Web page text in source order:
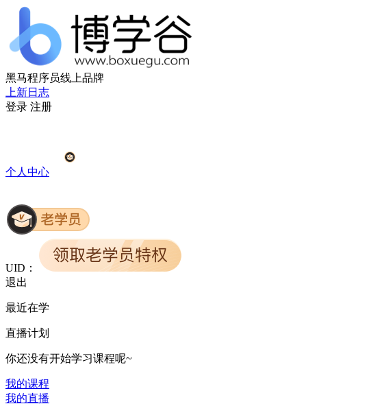
黑马程序员线上品牌
上新日志
登录 注册
个人中心
UID：
退出
最近在学
直播计划
你还没有开始学习课程呢~
我的课程
我的直播